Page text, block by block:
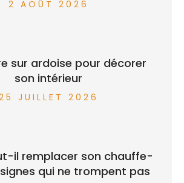
2 AOÛT 2026
sur ardoise pour décorer
son intérieur
JUILLET 2026
il remplacer son chauffe-
qui ne trompent pas